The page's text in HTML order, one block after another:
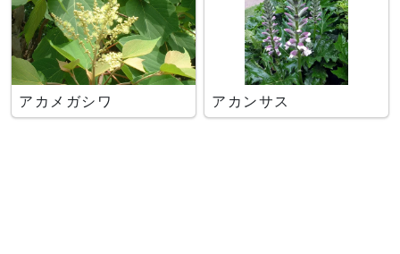
アカメガシワ アカンサス